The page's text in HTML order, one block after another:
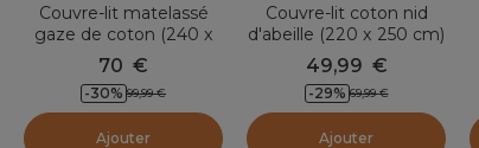
Couvre-lit matelassé
gaze de coton (240 x
220 cm) Gaïa Beige
pampa
70 €
-30% 99,99 €
Ajouter
Couvre-lit coton nid
d'abeille (220 x 250 cm)
Maya Beige pampa
49,99 €
-29% 69,99 €
Ajouter